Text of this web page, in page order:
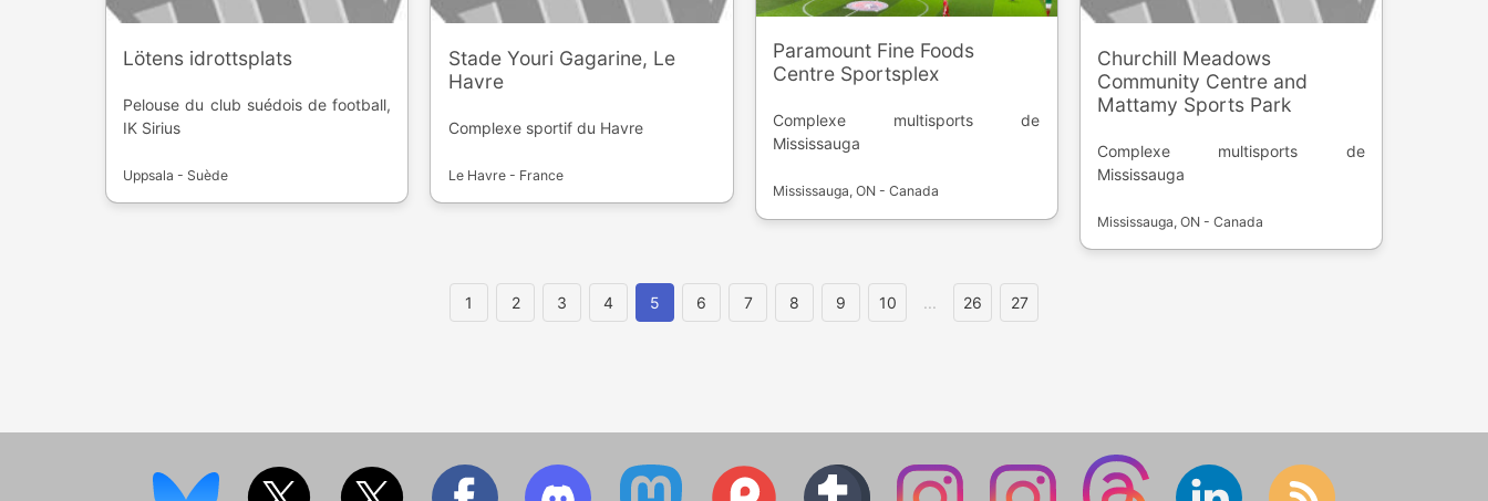
Lötens idrottsplats
Pelouse du club suédois de football,
IK Sirius
Uppsala - Suède
Stade Youri Gagarine, Le
Havre
Complexe sportif du Havre
Le Havre - France
Paramount Fine Foods
Centre Sportsplex
Complexe multisports de
Mississauga
Mississauga, ON - Canada
Churchill Meadows
Community Centre and
Mattamy Sports Park
Complexe multisports de
Mississauga
Mississauga, ON - Canada
1 2 3 4 5 6 7 8 9 10 ... 26 27